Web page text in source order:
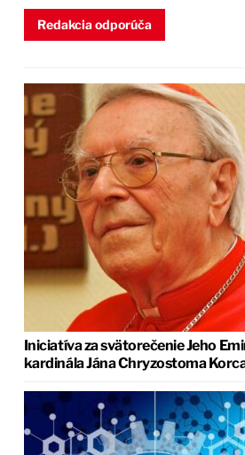
Redakcia odporúča
Iniciatíva za svätorečenie Jeho
kardinála Jána Chryzostoma